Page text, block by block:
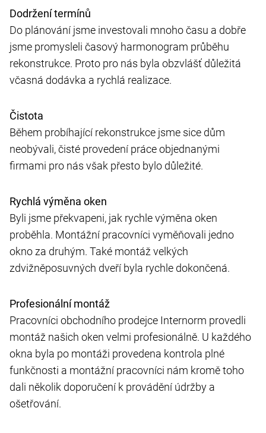
Dodržení termínů
Do plánování jsme investovali mnoho času a dobře
jsme promysleli časový harmonogram průběhu
rekonstrukce. Proto pro nás byla obzvlášť důležitá
včasná dodávka a rychlá realizace.
Čistota
Během probíhající rekonstrukce jsme sice dům
neobývali, čisté provedení práce objednanými
firmami pro nás však přesto bylo důležité.
Rychlá výměna oken
Byli jsme překvapeni, jak rychle výměna oken
proběhla. Montážní pracovníci vyměňovali jedno
okno za druhým. Také montáž velkých
zdvižněposuvných dveří byla rychle dokončená.
Profesionální montáž
Pracovníci obchodního prodejce Internorm provedli
montáž našich oken velmi profesionálně. U každého
okna byla po montáži provedena kontrola plné
funkčnosti a montážní pracovníci nám kromě toho
dali několik doporučení k provádění údržby a
ošetřování.